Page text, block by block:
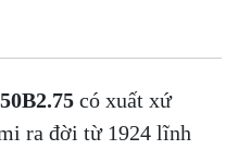
có xuất xứ
ra đời từ 1924 lĩnh